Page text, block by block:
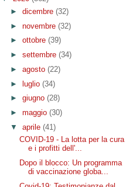
► dicembre (32)
► novembre (32)
► ottobre (39)
► settembre (34)
► agosto (22)
► luglio (34)
► giugno (28)
► maggio (30)
▼ aprile (41)
COVID-19 - La lotta per la cura
e i profitti dell'...
Dopo il blocco: Un programma
di vaccinazione globa...